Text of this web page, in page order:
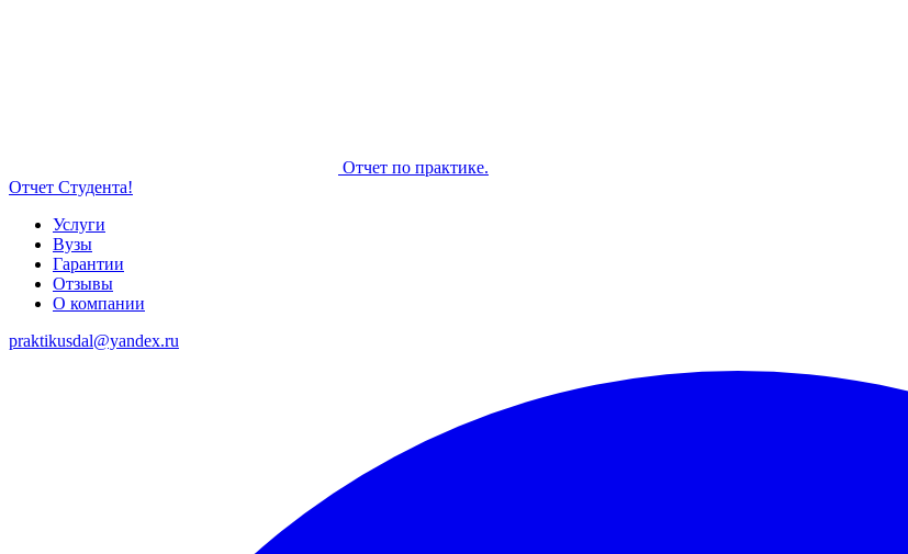
Отчет по практике.
Отчет Студента!
Услуги
Вузы
Гарантии
Отзывы
О компании
praktikusdal@yandex.ru